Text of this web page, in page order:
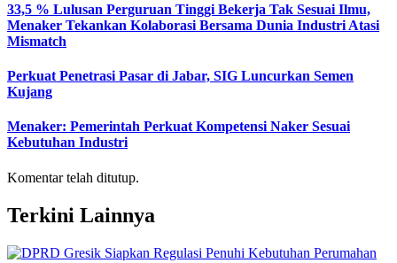
33,5 % Lulusan Perguruan Tinggi Bekerja Tak Sesuai Ilmu,
Menaker Tekankan Kolaborasi Bersama Dunia Industri Atasi
Mismatch
Perkuat Penetrasi Pasar di Jabar, SIG Luncurkan Semen
Kujang
Menaker: Pemerintah Perkuat Kompetensi Naker Sesuai
Kebutuhan Industri
Komentar telah ditutup.
Terkini Lainnya